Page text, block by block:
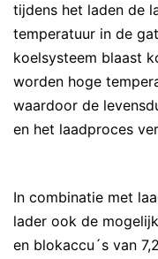
tijdens het laden de
temperatuur in de
koelsysteem blaast
worden hoge
waardoor de
en het laadproces
In combinatie met
lader ook de
en blokaccu´s van